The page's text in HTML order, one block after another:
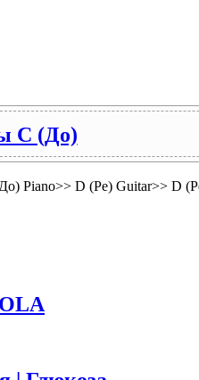
C (До)
Piano>> D (Ре) Guitar>>